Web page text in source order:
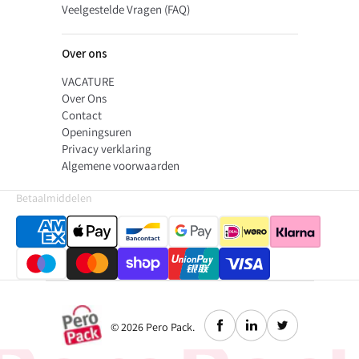
Veelgestelde Vragen (FAQ)
Over ons
VACATURE
Over Ons
Contact
Openingsuren
Privacy verklaring
Algemene voorwaarden
Betaalmiddelen
© 2026 Pero Pack.